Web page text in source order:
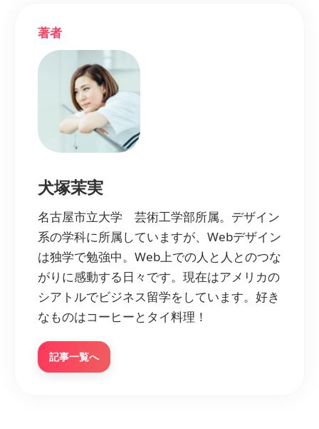
著者
犬塚茉実
名古屋市立大学 芸術工学部所属。デザイン
系の学科に所属していますが、Webデザイン
は独学で勉強中。Web上での人と人とのつな
がりに感動する日々です。現在はアメリカの
シアトルでビジネス留学をしています。好き
なものはコーヒーとタイ料理！
記事一覧へ